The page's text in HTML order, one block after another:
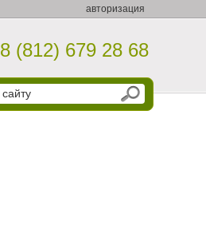
авторизация
8 (812) 679 28 68